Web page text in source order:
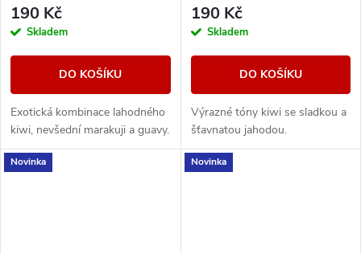
190 Kč
Skladem
DO KOŠÍKU
Exotická kombinace lahodného
kiwi, nevšední marakuji a guavy.
190 Kč
Skladem
DO KOŠÍKU
Výrazné tóny kiwi se sladkou a
šťavnatou jahodou.
Novinka Novinka